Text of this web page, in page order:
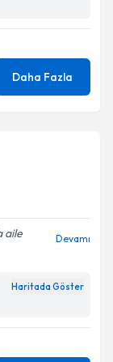
Daha Fazla
aile
Devamı
Haritada Göster